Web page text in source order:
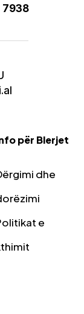
7938
për Blerjet
dhe
e